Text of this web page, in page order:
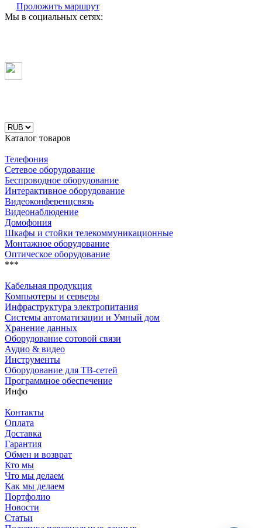
Проложить маршрут
Мы в социальных сетях:
Каталог товаров
Телефония
Сетевое оборудование
Беспроводное оборудование
Интерактивное оборудование
Видеоконференцсвязь
Видеонаблюдение
Домофония
Шкафы и стойки телекоммуникационные
Монтажное оборудование
Оптическое оборудование
***
Кабельная продукция
Компьютеры и серверы
Инфраструктура электропитания
Системы автоматизации и Умный дом
Хранение данных
Оборудование сотовой связи
Аудио & видео
Инструменты
Оборудование для ТВ-сетей
Программное обеспечение
Инфо
Контакты
Оплата
Доставка
Гарантия
Обмен и возврат
Кто мы
Что мы делаем
Как мы делаем
Портфолио
Новости
Статьи